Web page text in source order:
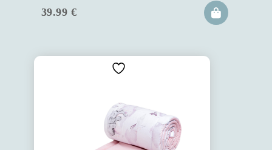
39.99 €